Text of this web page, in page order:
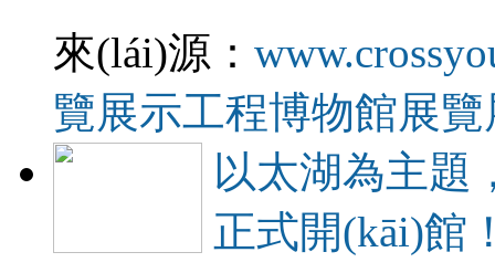
來(lái)源：
覽展示工程博物館展
以太湖為主題
正式開(kāi)館